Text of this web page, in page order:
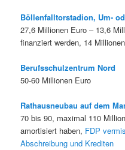
Böllenfalltorstadion, Um-
27,6 Millionen Euro – 13,6
finanziert werden, 14
Berufsschulzentrum Nord
50-60 Millionen Euro
Rathausneubau auf dem
70 bis 90, maximal 110
amortisiert haben, FDP
Abschreibung und Krediten